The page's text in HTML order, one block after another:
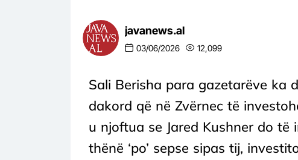
javanews.al
03/06/2026 12,099
Sali Berisha para gazetarëve ka
dakord që në Zvërnec të
u njoftua se Jared Kushner do
thënë ‘po’ sepse sipas tij,